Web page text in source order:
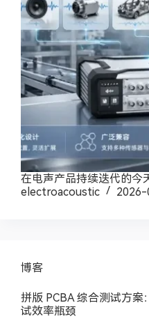
在电声产品持续迭代的今
electroacoustic
博客
拼版 PCBA 综合测试方案
试效率瓶颈